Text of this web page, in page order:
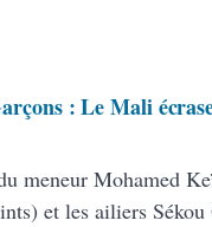
: Le Mali
meneur Mohamed
et les ailiers Sékou